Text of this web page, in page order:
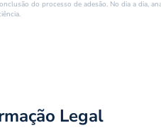
do processo de adesão. No dia a dia,
Legal